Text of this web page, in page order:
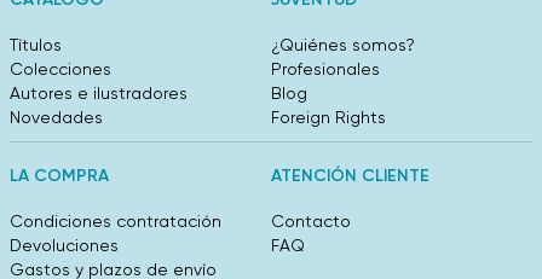
Títulos
Colecciones
Autores e ilustradores
Novedades
¿Quiénes somos?
Profesionales
Blog
Foreign Rights
LA COMPRA
Condiciones contratación
Devoluciones
Gastos y plazos de envío
ATENCIÓN CLIENTE
Contacto
FAQ